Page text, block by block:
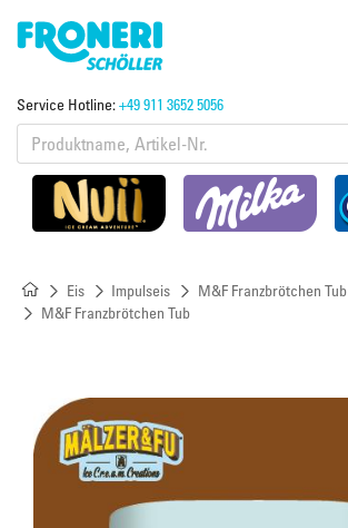
Service Hotline:+49 911 3652 5056
Eis Impulseis
M&F Franzbrötchen Tub
M&F Franzbrötchen Tub